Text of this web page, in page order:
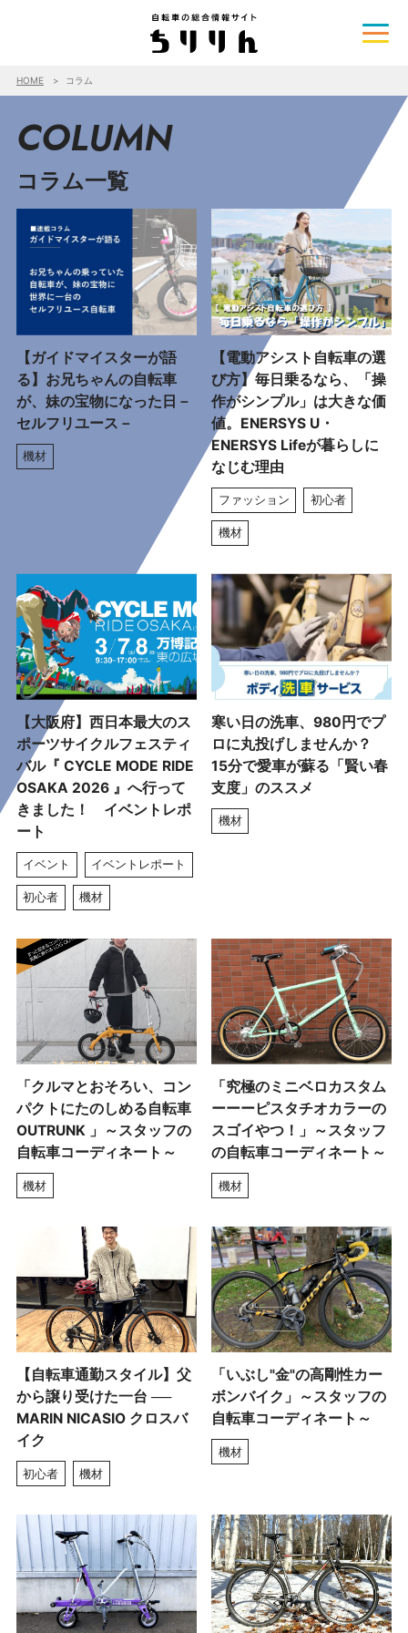
HOME コラム
COLUMN
コラム一覧
【ガイドマイスターが語
る】お兄ちゃんの自転車
が、妹の宝物になった日－
セルフリユース－
機材
【電動アシスト自転車の選
び方】毎日乗るなら、「操
作がシンプル」は大きな価
値。ENERSYS U・
ENERSYS Lifeが暮らしに
なじむ理由
ファッション 初心者
機材
【大阪府】西日本最大のス
ポーツサイクルフェスティ
バル『 CYCLE MODE RIDE
OSAKA 2026 』へ行って
きました！ イベントレポ
ート
イベント イベントレポート
初心者 機材
寒い日の洗車、980円でプ
ロに丸投げしませんか？
15分で愛車が蘇る「賢い春
支度」のススメ
機材
「クルマとおそろい、コン
パクトにたのしめる自転車
OUTRUNK 」～スタッフの
自転車コーディネート～
機材
「究極のミニベロカスタム
ーーーピスタチオカラーの
スゴイやつ！」～スタッフ
の自転車コーディネート～
機材
【自転車通勤スタイル】父
から譲り受けた一台 ──
MARIN NICASIO クロスバ
イク
初心者 機材
「いぶし"金"の高剛性カー
ボンバイク」～スタッフの
自転車コーディネート～
機材